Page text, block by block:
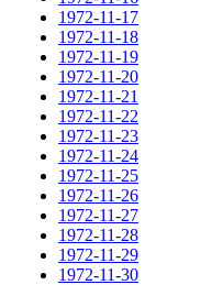
1972-11-17
1972-11-18
1972-11-19
1972-11-20
1972-11-21
1972-11-22
1972-11-23
1972-11-24
1972-11-25
1972-11-26
1972-11-27
1972-11-28
1972-11-29
1972-11-30